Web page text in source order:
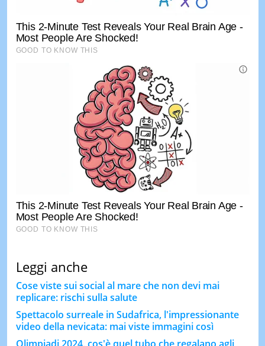
Leggi anche
Cose viste sui social al mare che non devi mai
replicare: rischi sulla salute
Spettacolo surreale in Sudafrica, l'impressionante
video della nevicata: mai viste immagini così